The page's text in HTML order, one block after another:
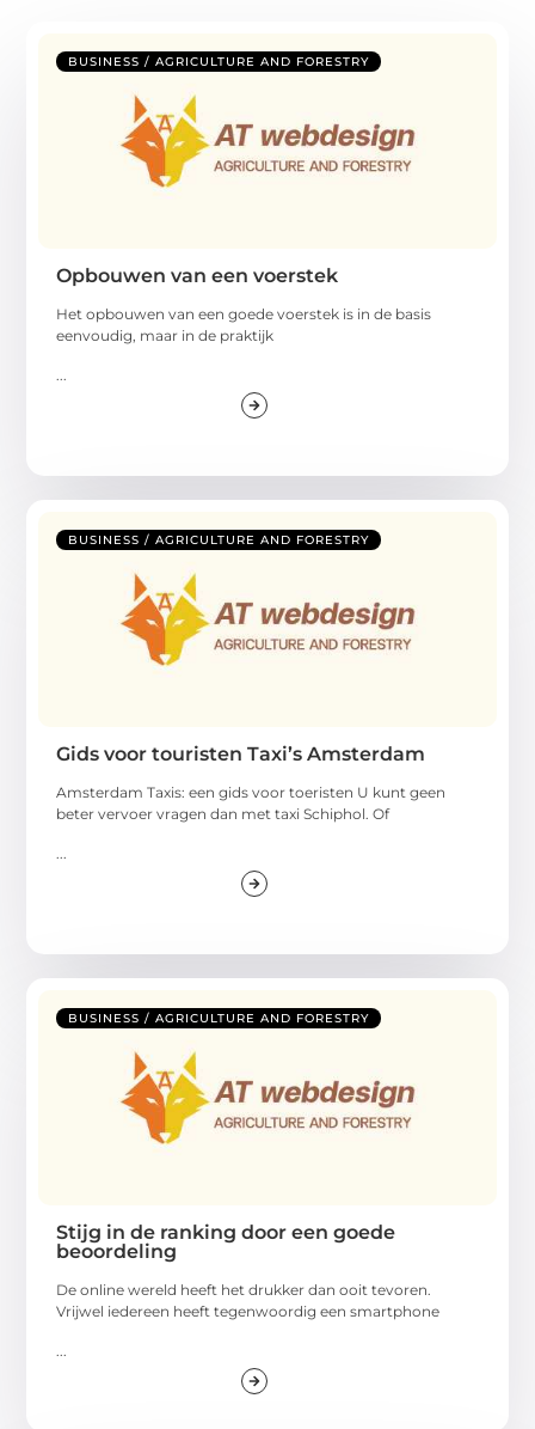
BUSINESS / AGRICULTURE AND FORESTRY
Opbouwen van een voerstek
Het opbouwen van een goede voerstek is in de basis
eenvoudig, maar in de praktijk
BUSINESS / AGRICULTURE AND FORESTRY
Gids voor touristen Taxi’s Amsterdam
Amsterdam Taxis: een gids voor toeristen U kunt geen
beter vervoer vragen dan met taxi Schiphol. Of
BUSINESS / AGRICULTURE AND FORESTRY
Stijg in de ranking door een goede
beoordeling
De online wereld heeft het drukker dan ooit tevoren.
Vrijwel iedereen heeft tegenwoordig een smartphone